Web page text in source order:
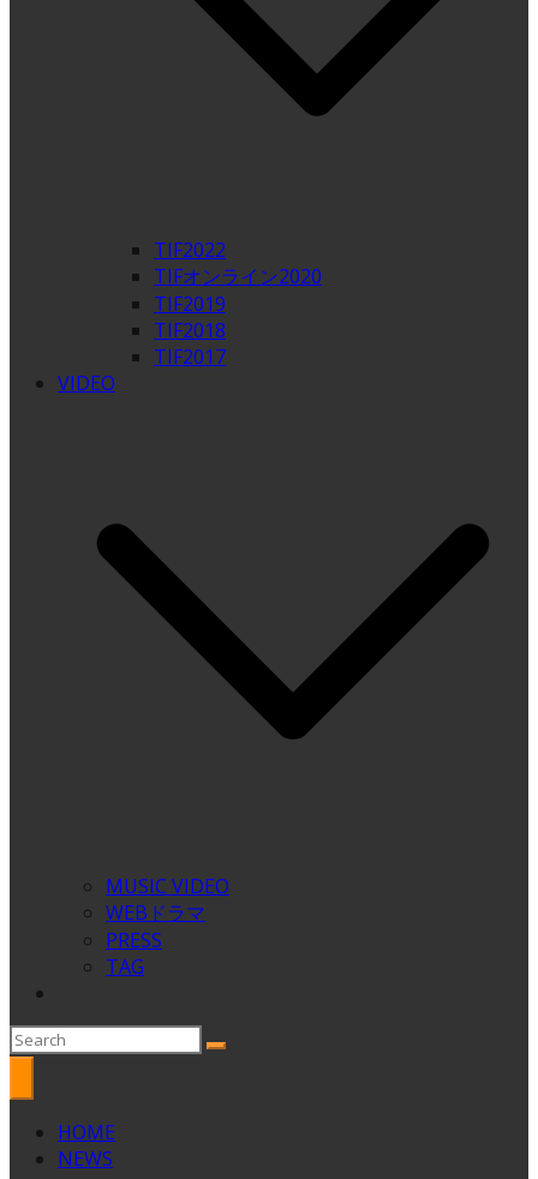
TIF2022
TIFオンライン2020
TIF2019
TIF2018
TIF2017
VIDEO
MUSIC VIDEO
WEBドラマ
PRESS
TAG
HOME
NEWS